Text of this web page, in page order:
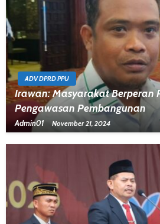
ADV DPRD PPU
Irawan: Masyarakat Berperan
Pengawasan Pembangunan
Admin01 November 21, 2024